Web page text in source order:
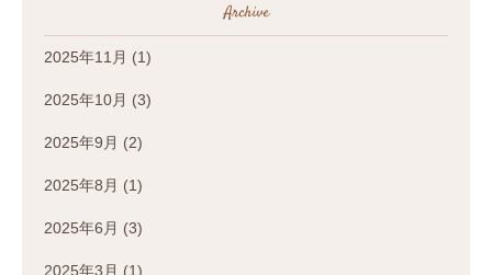
Archive
2025年11月 (1)
2025年10月 (3)
2025年9月 (2)
2025年8月 (1)
2025年6月 (3)
2025年3月 (1)